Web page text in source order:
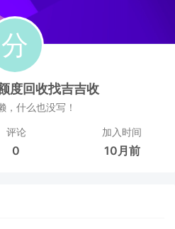
度回收找吉吉收
，什么也没写！
评论
0
加入时间
10月前